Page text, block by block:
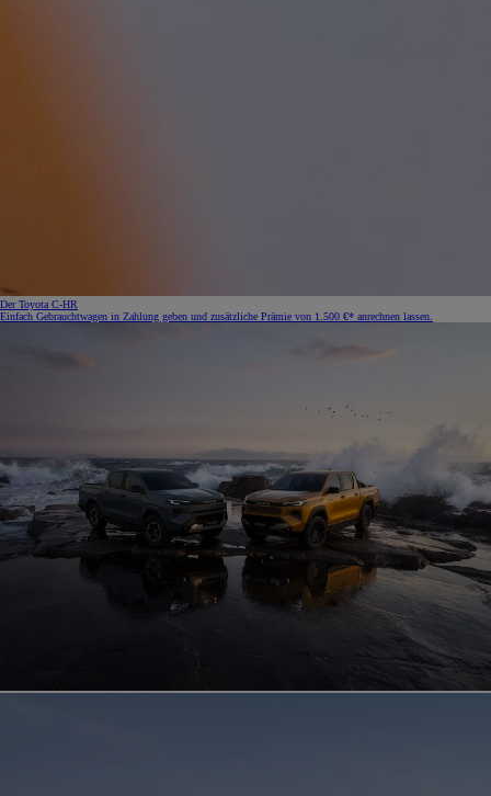
Der Toyota C-HR
Einfach Gebrauchtwagen in Zahlung geben und zusätzliche Prämie von 1.500 €* anrechnen lassen.